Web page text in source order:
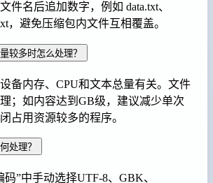
件名后追加数字，例如 data.txt、
，避免压缩包内文件互相覆盖。
较多时怎么处理？
备内存、CPU和文本总量有关。文件
；如内容达到GB级，建议减少单次
占用资源较多的程序。
处理？
”中手动选择UTF-8、GBK、